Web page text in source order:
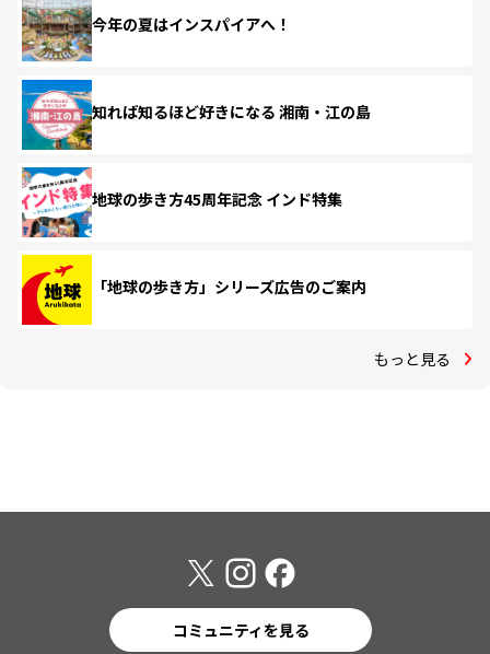
今年の夏はインスパイアへ！
知れば知るほど好きになる 湘南・江の島
地球の歩き方45周年記念 インド特集
「地球の歩き方」シリーズ広告のご案内
もっと見る
コミュニティを見る